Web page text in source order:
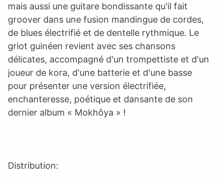
mais aussi une guitare bondissante qu'il fait
groover dans une fusion mandingue de cordes,
de blues électrifié et de dentelle rythmique. Le
griot guinéen revient avec ses chansons
délicates, accompagné d'un trompettiste et d'un
joueur de kora, d'une batterie et d'une basse
pour présenter une version électrifiée,
enchanteresse, poétique et dansante de son
dernier album « Mokhôya » !
Distribution: